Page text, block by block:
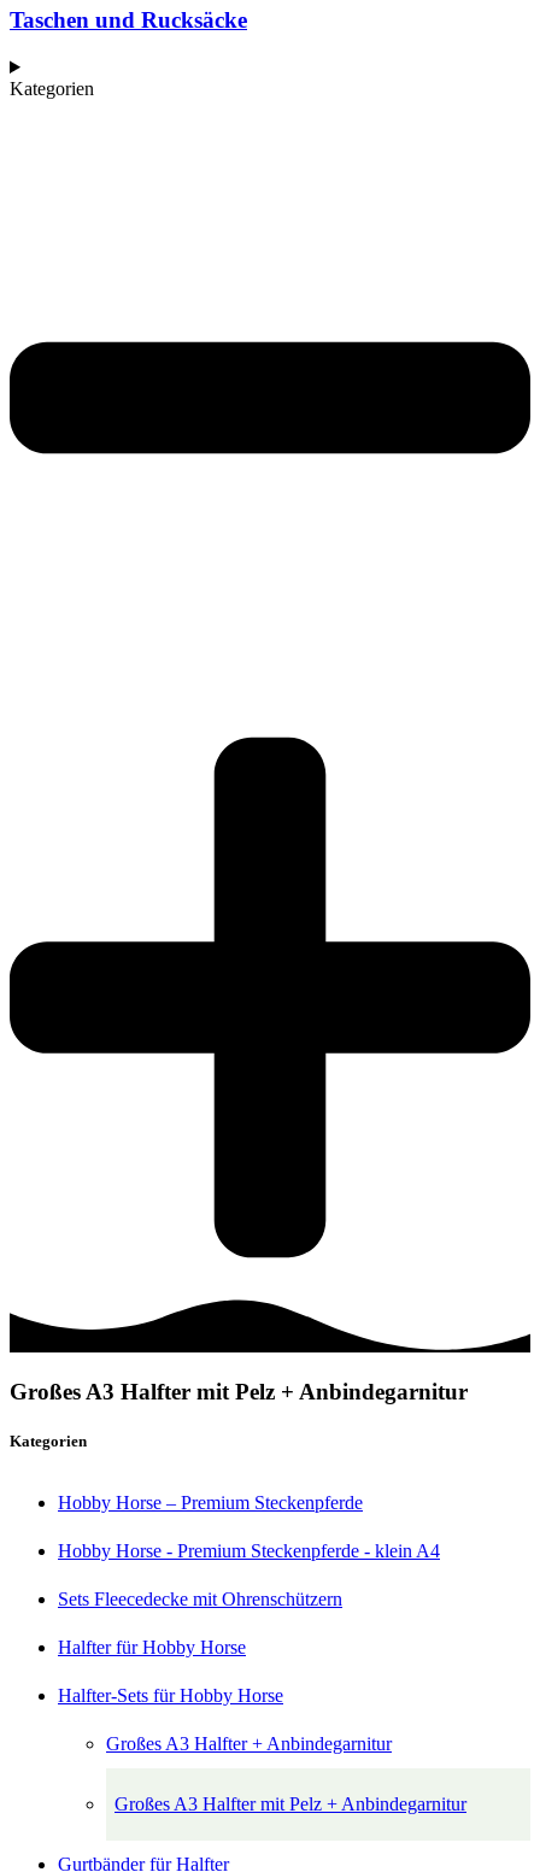
Taschen und Rucksäcke
Kategorien
Großes A3 Halfter mit Pelz + Anbindegarnitur
Kategorien
Hobby Horse – Premium Steckenpferde
Hobby Horse - Premium Steckenpferde - klein A4
Sets Fleecedecke mit Ohrenschützern
Halfter für Hobby Horse
Halfter-Sets für Hobby Horse
Großes A3 Halfter + Anbindegarnitur
Großes A3 Halfter mit Pelz + Anbindegarnitur
Gurtbänder für Halfter